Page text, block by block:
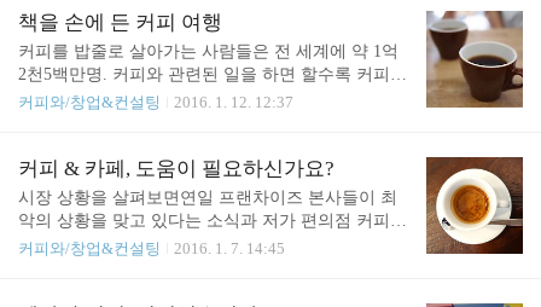
로 늘었다. 한국의 자영업자 비율은 2013년 OECD(경
제협력개발기구) 가입국 중 4위다. 그리스(36.9%),
터키(3..
되는 일이 있습니다. 2000년 초에 여기저기서 너도
나도 브랜드 이야기를 하던 시절의 경험은 오히려 브
랜드에 대한 잘못된 오해들만 가져온 것 같습니다.
그저 대기업의 자본들이 만들어낸 컨셉추얼한 디자
인을 갖춘 매장을 브랜드라고 생각하는 경우가 많은
무엇이다'로 정의하는 것이 가능한 대상들이 있다면,
정의보다는 '부정'으로 잘못된 개념들을 제거하는 것
이 본질적 특성에 가까워지기 쉬운 대상들도 있습
니..
책을 손에 든 커피 여행
커피를 밥줄로 살아가는 사람들은 전 세계에 약 1억
2천5백만명. 커피와 관련된 일을 하면 할수록 커피를
공부하면 할수록, 역사 속에 존재하는 그리고 여전히
당히 높은 편이다. 커피 산지의 대개는 수도, 전기, 의
료 혜택이 취약한 곳이거니와 임노동자들은 영양이
변변치 않은 음식을 먹으며 살아간다. 자유의지로 커
피를 재배한다기 보다는 구조적 타의가 대부분 커피
산지의 커피 재배를 시작하게 만들었으며, 여전히 다
커피와/창업&컨설팅 2016. 1. 12. 12:37
커피 & 카페, 도움이 필요하신가요?
시장 상황을 살펴보면연일 프랜차이즈 본사들이 최
악의 상황을 맞고 있다는 소식과 저가 편의점 커피가
위협적으로 카페 시장을 공략한다는 기사들을 접합
커피와/창업&컨설팅 2016. 1. 7. 14:45